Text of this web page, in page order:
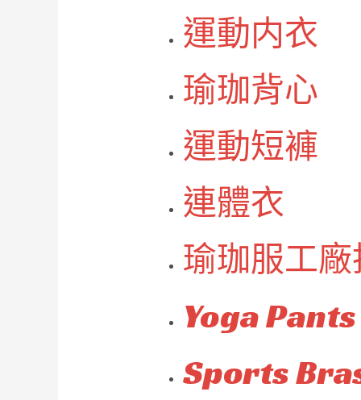
運動内衣
瑜珈背心
運動短褲
連體衣
瑜珈服工
Yoga Pants
Sports